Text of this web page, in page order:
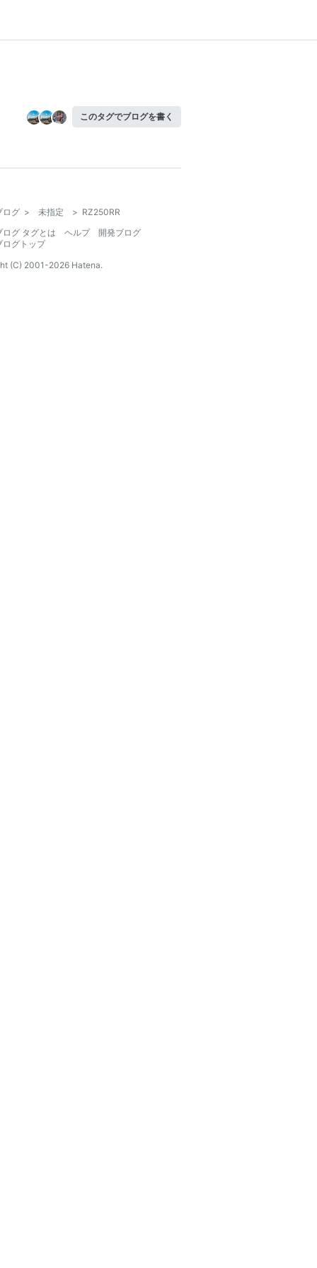
このタグでブログを書く
ログ > 未指定 > RZ250RR
ログ タグとは
ヘルプ
開発ブログ
ログトップ
(C) 2001-2026 Hatena.